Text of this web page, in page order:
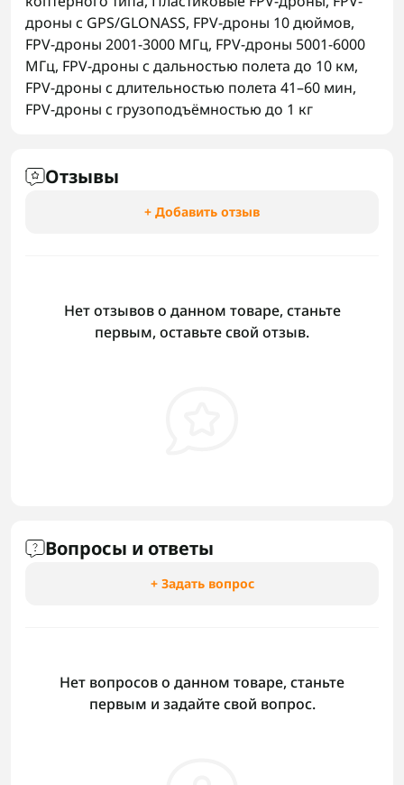
дроны с GPS/GLONASS, FPV-дроны 10 дюймов,
FPV-дроны 2001-3000 МГц, FPV-дроны 5001-6000
МГц, FPV-дроны с дальностью полета до 10 км,
FPV-дроны с длительностью полета 41–60 мин,
FPV-дроны с грузоподъёмностью до 1 кг
Отзывы
+ Добавить отзыв
Нет отзывов о данном товаре, станьте
первым, оставьте свой отзыв.
Вопросы и ответы
+ Задать вопрос
Нет вопросов о данном товаре, станьте
первым и задайте свой вопрос.